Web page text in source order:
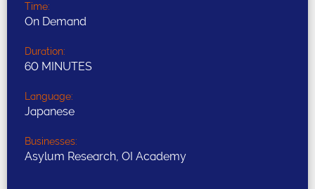
Time:
On Demand
Duration:
60 MINUTES
Language:
Japanese
Businesses:
Asylum Research, OI Academy